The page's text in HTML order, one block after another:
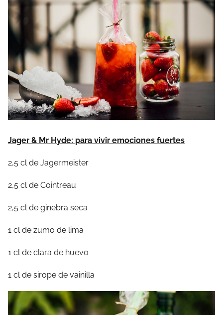
Jager & Mr Hyde: para vivir emociones fuertes
2,5 cl de Jagermeister
2,5 cl de Cointreau
2,5 cl de ginebra seca
1 cl de zumo de lima
1 cl de clara de huevo
1 cl de sirope de vainilla